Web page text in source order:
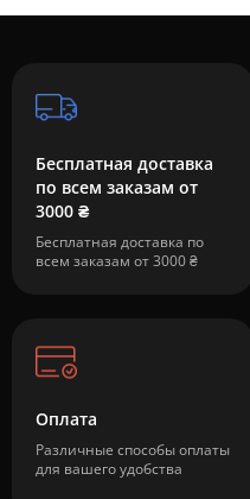
Бесплатная доставка
по всем заказам от
3000 ₴
Бесплатная доставка по
всем заказам от 3000 ₴
Оплата
Различные способы оплаты
для вашего удобства